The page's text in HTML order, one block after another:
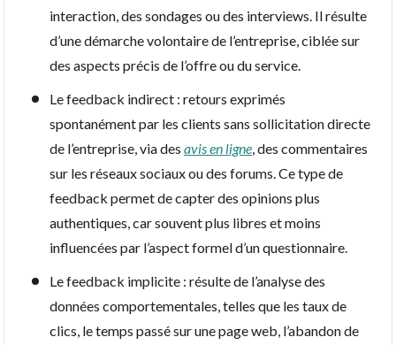
interaction, des sondages ou des interviews. Il résulte
d’une démarche volontaire de l’entreprise, ciblée sur
des aspects précis de l’offre ou du service.
Le feedback indirect : retours exprimés
spontanément par les clients sans sollicitation directe
de l’entreprise, via des avis en ligne , des commentaires
sur les réseaux sociaux ou des forums. Ce type de
feedback permet de capter des opinions plus
authentiques, car souvent plus libres et moins
influencées par l’aspect formel d’un questionnaire.
Le feedback implicite : résulte de l’analyse des
données comportementales, telles que les taux de
clics, le temps passé sur une page web, l’abandon de